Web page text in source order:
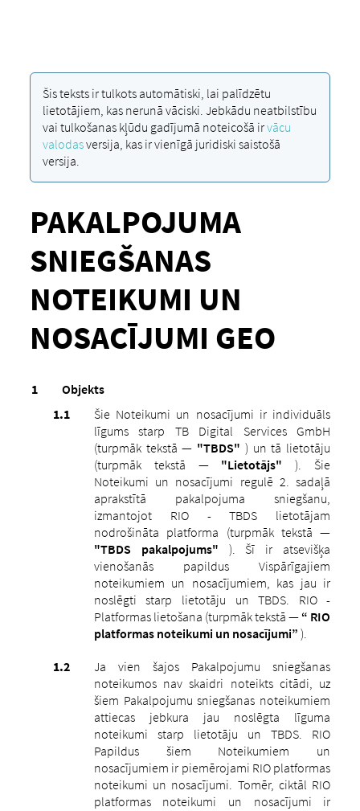
Šis teksts ir tulkots automātiski, lai palīdzētu
lietotājiem, kas nerunā vāciski. Jebkādu neatbilstību
vai tulkošanas kļūdu gadījumā noteicošā irvācu
valodasversija, kas ir vienīgā juridiski saistošā
versija.
PAKALPOJUMA
SNIEGŠANAS
NOTEIKUMI UN
NOSACĪJUMI GEO
Objekts
Šie Noteikumi un nosacījumi ir individuāls
līgums starp TB Digital Services GmbH
(turpmāk tekstā — "TBDS" ) un tā lietotāju
(turpmāk tekstā — "Lietotājs" ). Šie
Noteikumi un nosacījumi regulē 2. sadaļā
aprakstītā pakalpojuma sniegšanu,
izmantojot RIO - TBDS lietotājam
nodrošināta platforma (turpmāk tekstā —
"TBDS pakalpojums" ). Šī ir atsevišķa
vienošanās papildus Vispārīgajiem
noteikumiem un nosacījumiem, kas jau ir
noslēgti starp lietotāju un TBDS. RIO -
Platformas lietošana (turpmāk tekstā — “ RIO
platformas noteikumi un nosacījumi” ).
Ja vien šajos Pakalpojumu sniegšanas
noteikumos nav skaidri noteikts citādi, uz
šiem Pakalpojumu sniegšanas noteikumiem
attiecas jebkura jau noslēgta līguma
noteikumi starp lietotāju un TBDS. RIO
Papildus šiem Noteikumiem un
nosacījumiem ir piemērojami RIO platformas
noteikumi un nosacījumi. Tomēr, ciktāl RIO
platformas noteikumi un nosacījumi ir